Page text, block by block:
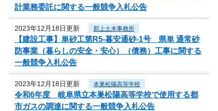
計業務委託に関する一般競争入札公告
2023年12月18日更新 郡上土木事務所
【建設工事】単砂工第R5-暮安通砂-1号 県単 通常砂
防事業（暮らしの安全・安心）（債務）工事に関する
一般競争入札公告
2023年12月18日更新 本巣松陽高等学校
令和6年度 岐阜県立本巣松陽高等学校で使用する都
市ガスの調達に関する一般競争入札公告